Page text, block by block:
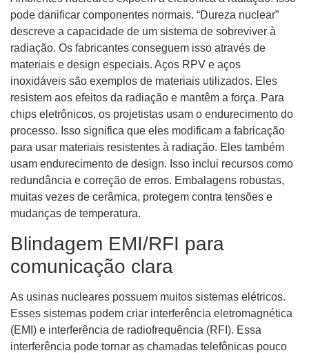
pode danificar componentes normais. “Dureza nuclear”
descreve a capacidade de um sistema de sobreviver à
radiação. Os fabricantes conseguem isso através de
materiais e design especiais. Aços RPV e aços
inoxidáveis ​​são exemplos de materiais utilizados. Eles
resistem aos efeitos da radiação e mantêm a força. Para
chips eletrônicos, os projetistas usam o endurecimento do
processo. Isso significa que eles modificam a fabricação
para usar materiais resistentes à radiação. Eles também
usam endurecimento de design. Isso inclui recursos como
redundância e correção de erros. Embalagens robustas,
muitas vezes de cerâmica, protegem contra tensões e
mudanças de temperatura.
Blindagem EMI/RFI para
comunicação clara
As usinas nucleares possuem muitos sistemas elétricos.
Esses sistemas podem criar interferência eletromagnética
(EMI) e interferência de radiofrequência (RFI). Essa
interferência pode tornar as chamadas telefônicas pouco